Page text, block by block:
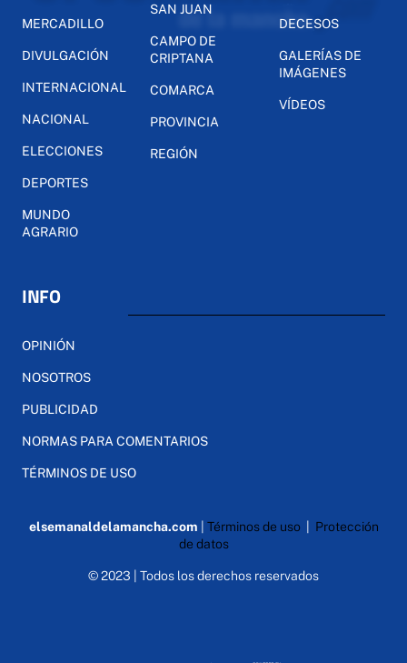
MERCADILLO
DIVULGACIÓN
INTERNACIONAL
NACIONAL
ELECCIONES
DEPORTES
MUNDO
AGRARIO
SAN JUAN
CAMPO DE
CRIPTANA
COMARCA
PROVINCIA
REGIÓN
DECESOS
GALERÍAS DE
IMÁGENES
VÍDEOS
INFO
OPINIÓN
NOSOTROS
PUBLICIDAD
NORMAS PARA COMENTARIOS
TÉRMINOS DE USO
elsemanaldelamancha.com Términos de uso| Protección
de datos
© 2023 | Todos los derechos reservados